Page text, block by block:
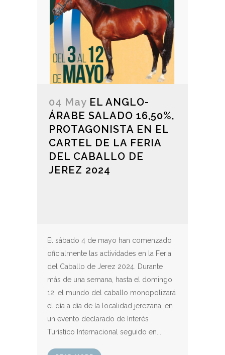
04 May EL ANGLO-
ÁRABE SALADO 16,50%,
PROTAGONISTA EN EL
CARTEL DE LA FERIA
DEL CABALLO DE
JEREZ 2024
El sábado 4 de mayo han comenzado
oficialmente las actividades en la Feria
del Caballo de Jerez 2024. Durante
más de una semana, hasta el domingo
12, el mundo del caballo monopolizará
el día a día de la localidad jerezana, en
un evento declarado de Interés
Turístico Internacional seguido en...